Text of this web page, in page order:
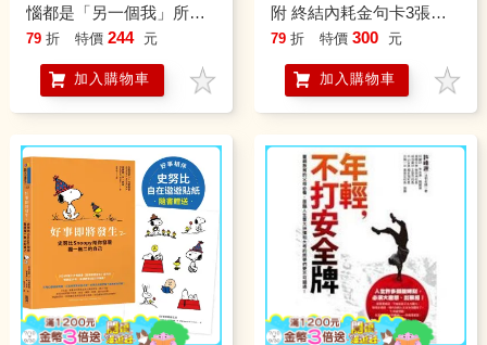
惱都是「另一個我」所引
發，只有我能拯救我自己
79 折 特價 244 元
加入購物車
附 終結內耗金句卡3張一
組】不必配合誰要求的100
暖男身心科醫生終結自我
否定的45個低內耗練習
79 折 特價 300 元
加入購物車